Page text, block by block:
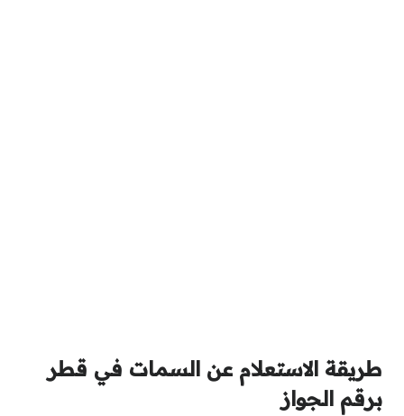
طريقة الاستعلام عن السمات في قطر
برقم الجواز